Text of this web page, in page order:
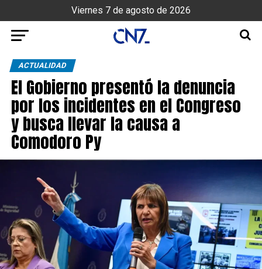
Viernes 7 de agosto de 2026
ACTUALIDAD
El Gobierno presentó la denuncia
por los incidentes en el Congreso
y busca llevar la causa a
Comodoro Py